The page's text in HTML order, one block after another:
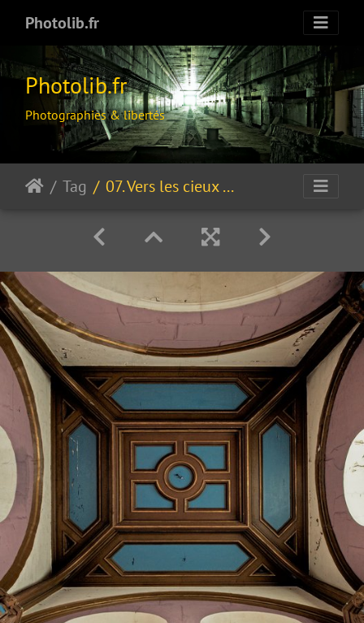
Photolib.fr
Photolib.fr
Photographies & libertés
Tag 07. Vers les cieux avec les anges